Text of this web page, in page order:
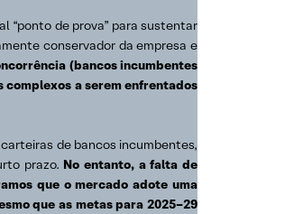
“ponto de prova” para sustentar
conservador da empresa e
(bancos incumbentes
a serem enfrentados
de bancos incumbentes,
prazo. No entanto, a falta de
que o mercado adote uma
que as metas para 2025–29